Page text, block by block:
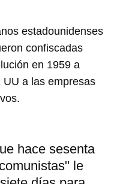
estadounidenses
confiscadas
en 1959 a
a las empresas
hace sesenta
le